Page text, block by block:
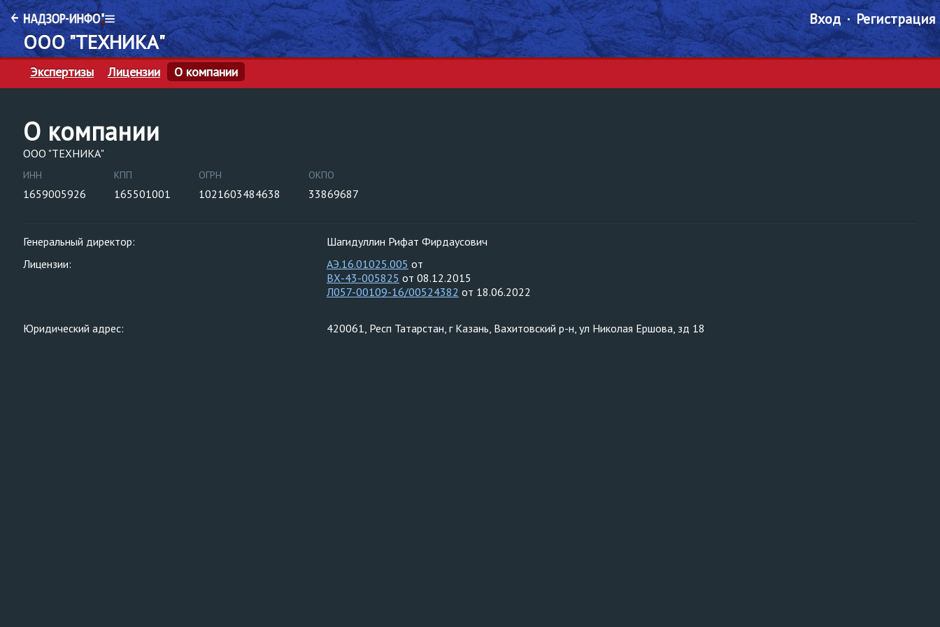
ООО "ТЕХНИКА"
Вход Регистрация
Экспертизы Лицензии О компании
О компании
ООО "ТЕХНИКА"
ИНН
1659005926
КПП
165501001
ОГРН
1021603484638
ОКПО
33869687
Генеральный директор:
Шагидуллин Рифат Фирдаусович
Лицензии:
АЭ.16.01025.005 от
ВХ-43-005825 от 08.12.2015
Л057-00109-16/00524382 от 18.06.2022
Юридический адрес: 420061, Респ Татарстан, г Казань, Вахитовский р-н, ул Николая Ершова, зд 18